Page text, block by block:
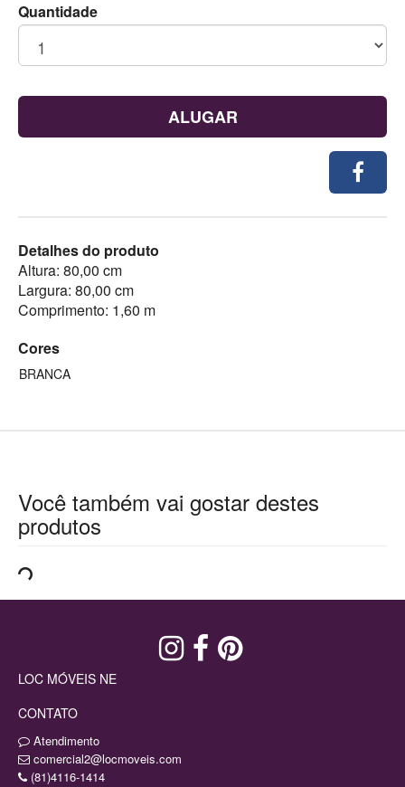
Quantidade
ALUGAR
Detalhes do produto
Altura: 80,00 cm
Largura: 80,00 cm
Comprimento: 1,60 m
Cores
BRANCA
Você também vai gostar destes
produtos
LOC MÓVEIS NE
CONTATO
Atendimento
comercial2@locmoveis.com
(81)4116-1414